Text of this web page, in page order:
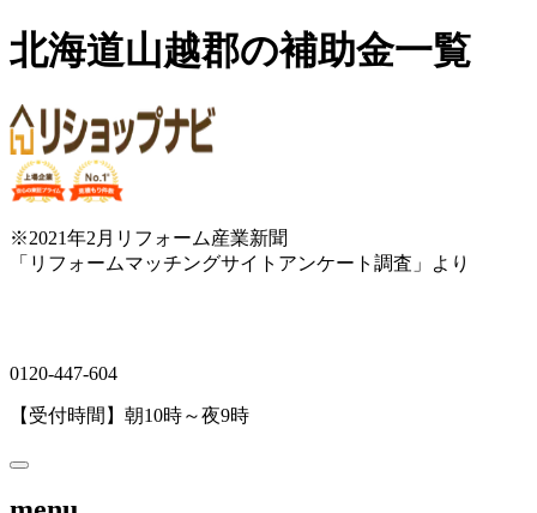
北海道山越郡の補助金一覧
※2021年2月リフォーム産業新聞
「リフォームマッチングサイトアンケート調査」より
0120-447-604
【受付時間】朝10時～夜9時